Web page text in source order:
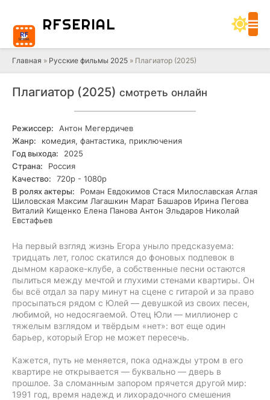
RFSERIAL
Главная » Русские фильмы 2025 » Плагиатор (2025)
Плагиатор (2025) смотреть онлайн
Режиссер:
Антон Мегердичев
Жанр:
комедия, фантастика, приключения
Год выхода:
2025
Страна:
Россия
Качество:
720р - 1080р
В ролях актеры:
Роман Евдокимов Стася Милославская Аглая
Шиловская Максим Лагашкин Марат Башаров Ирина Пегова
Виталий Кищенко Елена Панова Антон Эльдаров Николай
Евстафьев
На первый взгляд жизнь Егора уныло предсказуема:
тридцать лет, голос скатился до фоновых подпевок в
дымном караоке-клубе, а собственные песни остаются
пылиться между мечтой и глухими стенами квартиры. Он
бы всё отдал за пару минут на сцене с гитарой и за право
просыпаться рядом с Юлей — девушкой из своих песен,
любимой, но недосягаемой. Отец Юли — миллионер с
тяжелым взглядом и твёрдым «нет»: вот еще один
барьер, который Егор не может пересечь.
Кажется, путь не меняется, пока однажды утром в его
квартире не открывается — буквально — дверь в
прошлое. За сломанным запором прячется другой мир:
1991 год, время надежд и лихорадочного смешения